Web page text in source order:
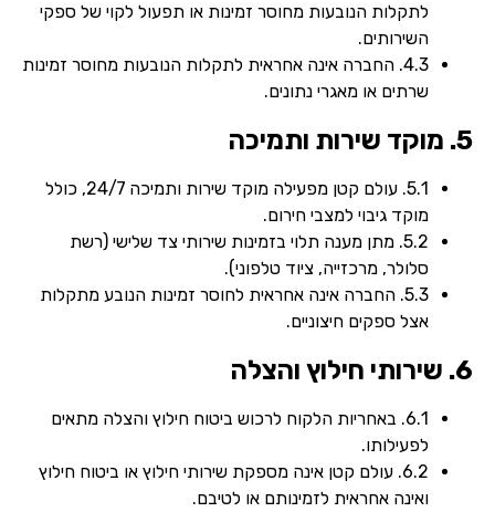
לתקלות הנובעות מחוסר זמינות או תפעול לקוי של ספקי
השירותים.
4.3. החברה אינה אחראית לתקלות הנובעות מחוסר זמינות
שרתים או מאגרי נתונים.
5. מוקד שירות ותמיכה
5.1. עולם קטן מפעילה מוקד שירות ותמיכה 24/7, כולל
מוקד גיבוי למצבי חירום.
5.2. מתן מענה תלוי בזמינות שירותי צד שלישי (רשת
סלולר, מרכזייה, ציוד טלפוני).
5.3. החברה אינה אחראית לחוסר זמינות הנובע מתקלות
אצל ספקים חיצוניים.
6. שירותי חילוץ והצלה
6.1. באחריות הלקוח לרכוש ביטוח חילוץ והצלה מתאים
לפעילותו.
6.2. עולם קטן אינה מספקת שירותי חילוץ או ביטוח חילוץ
ואינה אחראית לזמינותם או לטיבם.